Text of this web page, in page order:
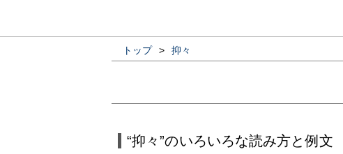
トップ > 抑々
“抑々”のいろいろな読み方と例文